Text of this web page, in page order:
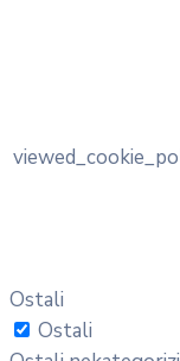
Ostali
Ostali